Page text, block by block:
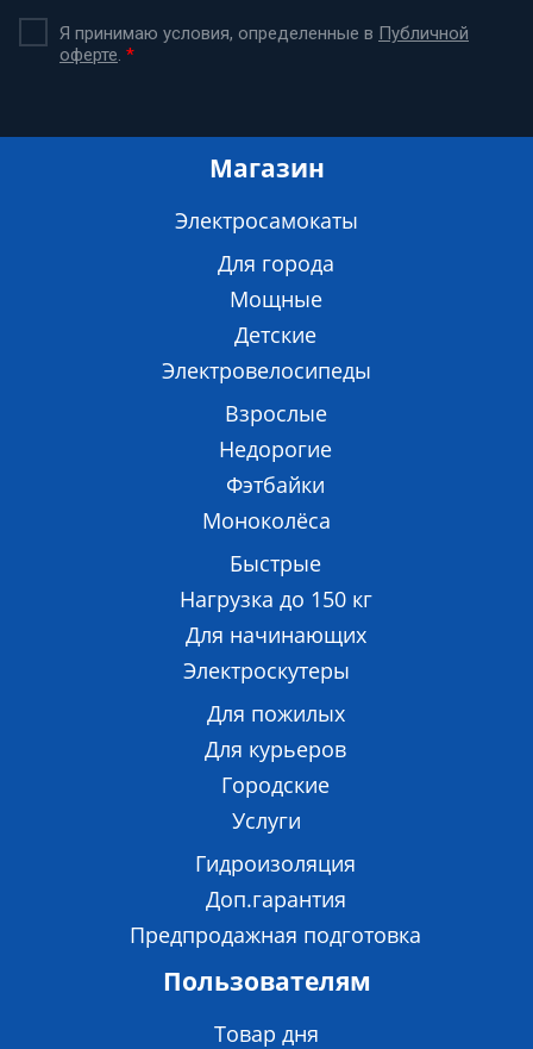
Я принимаю условия, определенные в Публичной
оферте. *
Магазин
Электросамокаты
Для города
Мощные
Детские
Электровелосипеды
Взрослые
Недорогие
Фэтбайки
Моноколёса
Быстрые
Нагрузка до 150 кг
Для начинающих
Электроскутеры
Для пожилых
Для курьеров
Городские
Услуги
Гидроизоляция
Доп.гарантия
Предпродажная подготовка
Пользователям
Товар дня